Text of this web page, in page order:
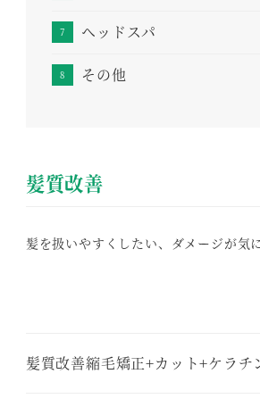
ヘッドスパ
その他
髪質改善
髪を扱いやすくしたい、ダメージが気
髪質改善縮毛矯正+カット+ケラチ